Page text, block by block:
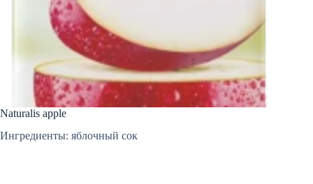
Naturalis apple
Ингредиенты: яблочный сок